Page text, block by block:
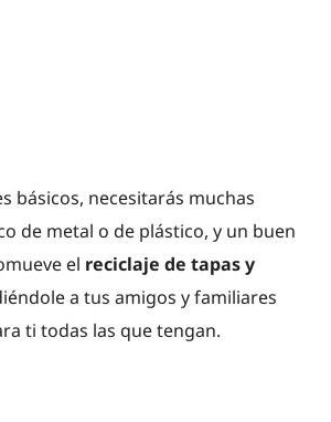
básicos, necesitarás muchas
de metal o de plástico, y un buen
el reciclaje de tapas y
a tus amigos y familiares
ti todas las que tengan.